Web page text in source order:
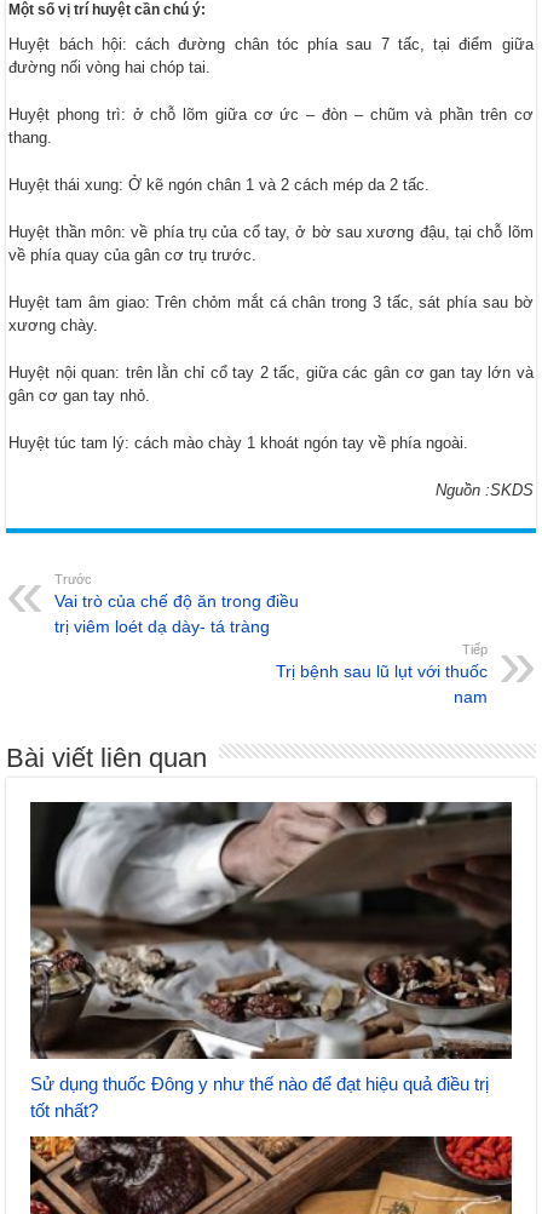
Một số vị trí huyệt cần chú ý:
Huyệt bách hội: cách đường chân tóc phía sau 7 tấc, tại điểm giữa
đường nối vòng hai chóp tai.
Huyệt phong trì: ở chỗ lõm giữa cơ ức – đòn – chũm và phần trên cơ
thang.
Huyệt thái xung: Ở kẽ ngón chân 1 và 2 cách mép da 2 tấc.
Huyệt thần môn: về phía trụ của cổ tay, ở bờ sau xương đậu, tại chỗ lõm
về phía quay của gân cơ trụ trước.
Huyệt tam âm giao: Trên chỏm mắt cá chân trong 3 tấc, sát phía sau bờ
xương chày.
Huyệt nội quan: trên lằn chỉ cổ tay 2 tấc, giữa các gân cơ gan tay lớn và
gân cơ gan tay nhỏ.
Huyệt túc tam lý: cách mào chày 1 khoát ngón tay về phía ngoài.
Nguồn :SKDS
Trước
Vai trò của chế độ ăn trong điều
trị viêm loét dạ dày- tá tràng
Tiếp
Trị bệnh sau lũ lụt với thuốc
nam
Bài viết liên quan
Sử dụng thuốc Đông y như thế nào để đạt hiệu quả điều trị
tốt nhất?